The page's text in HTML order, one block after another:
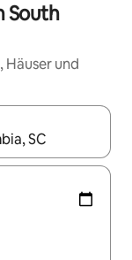
South
und
mit den